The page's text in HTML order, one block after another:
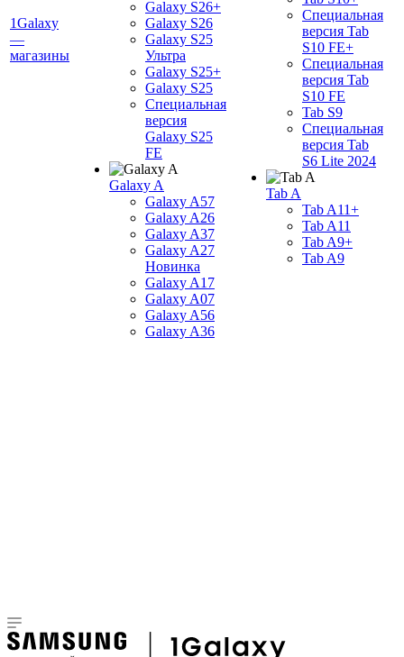
1Galaxy
—
магазины
Galaxy S26+
Galaxy S26
Galaxy S25
Ультра
Galaxy S25+
Galaxy S25
Специальная
версия
Galaxy S25
FE
Galaxy A
Galaxy A57
Galaxy A26
Galaxy A37
Galaxy A27
Новинка
Galaxy A17
Galaxy A07
Galaxy A56
Galaxy A36
Специальная
версия Tab
S10 FE+
Специальная
версия Tab
S10 FE
Tab S9
Специальная
версия Tab
S6 Lite 2024
Tab A
Tab A11+
Tab A11
Tab A9+
Tab A9